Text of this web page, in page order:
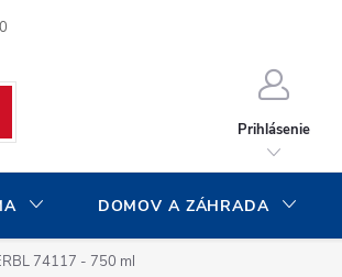
Prihlásenie
DOMOV A ZÁHRADA
74117 - 750 ml